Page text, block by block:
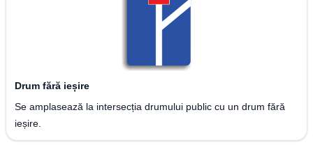
Drum fără ieșire
Se amplasează la intersecția drumului public cu un drum fără
ieșire.